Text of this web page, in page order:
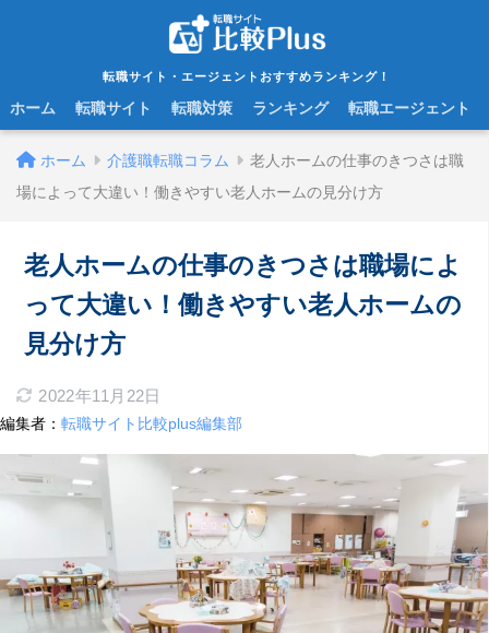
転職サイト・エージェントおすすめランキング！
ホーム 転職サイト 転職対策 ランキング 転職エージェント
ホーム 介護職転職コラム
老人ホームの仕事のきつさは職
場によって大違い！働きやすい老人ホームの見分け方
老人ホームの仕事のきつさは職場によ
って大違い！働きやすい老人ホームの
見分け方
2022年11月22日
編集者： 転職サイト比較plus編集部